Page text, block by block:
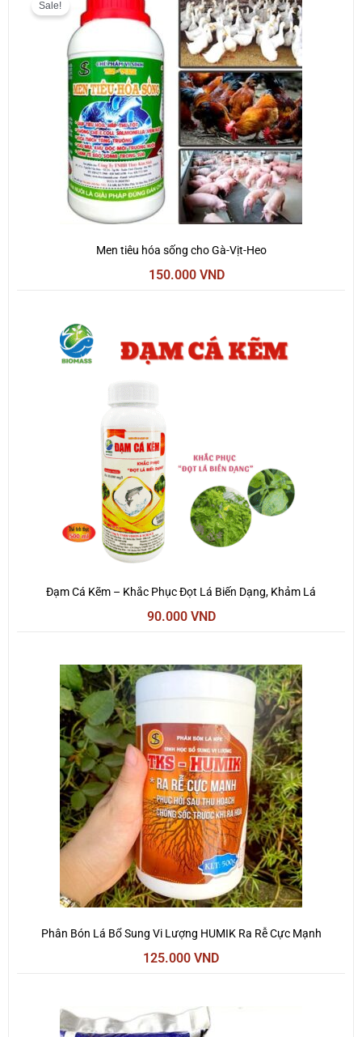
Sale!
Men tiêu hóa sống cho Gà-Vịt-Heo
gốc
là:
200.000 VND.
150.000 VND
hiện
tại
là:
150.000 VND.
Đạm Cá Kẽm – Khắc Phục Đọt Lá Biến Dạng, Khảm Lá
90.000 VND
Phân Bón Lá Bổ Sung Vi Lượng HUMIK Ra Rễ Cực Mạnh
125.000 VND